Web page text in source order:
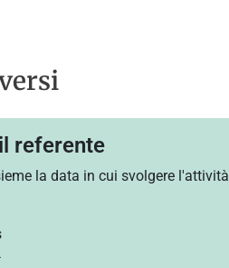
referente
la data in cui svolgere l'attività